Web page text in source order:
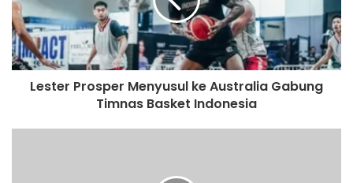
Lester Prosper Menyusul ke Australia Gabung
Timnas Basket Indonesia